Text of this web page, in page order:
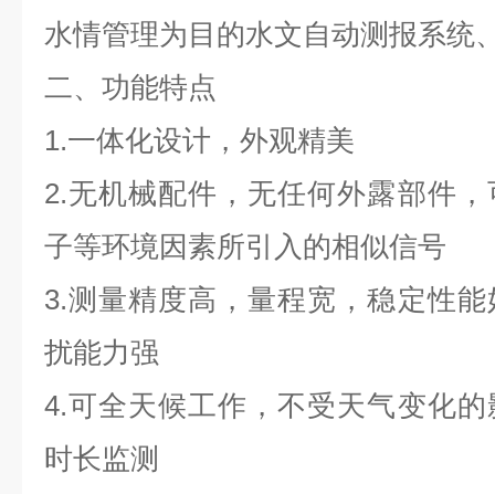
水情管理为目的水文自动测报系统
二、功能特点
1.一体化设计，外观精美
2.无机械配件，无任何外露部件
子等环境因素所引入的相似信号
3.测量精度高，量程宽，稳定性
扰能力强
4.可全天候工作，不受天气变化
时长监测